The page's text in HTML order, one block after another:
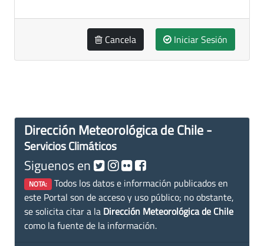
Cancela Iniciar Sesión
Dirección Meteorológica de Chile -
Servicios Climáticos
Siguenos en
NOTA: Todos los datos e información publicados en
este Portal son de acceso y uso público; no obstante,
se solicita citar a la Dirección Meteorológica de Chile
como la fuente de la información.